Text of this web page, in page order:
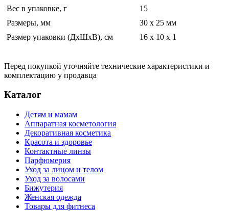
Вес в упаковке, г
15
Размеры, мм
30 х 25 мм
Размер упаковки (ДхШхВ), см
16 x 10 x 1
Перед покупкой уточняйте технические характеристики и
комплектацию у продавца
Каталог
Детям и мамам
Аппаратная косметология
Декоративная косметика
Красота и здоровье
Контактные линзы
Парфюмерия
Уход за лицом и телом
Уход за волосами
Бижутерия
Женская одежда
Товары для фитнеса